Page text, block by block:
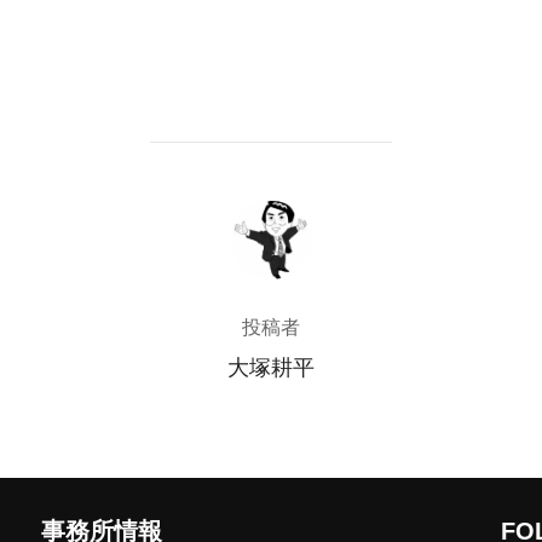
投稿者
投稿者
大塚耕平
事務所情報